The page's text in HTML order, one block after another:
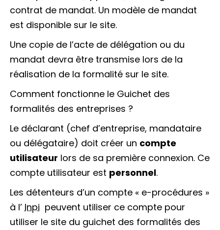
contrat de mandat. Un modèle de mandat
est disponible sur le site.
Une copie de l’acte de délégation ou du
mandat devra être transmise lors de la
réalisation de la formalité sur le site.
Comment fonctionne le Guichet des
formalités des entreprises ?
Le déclarant (chef d’entreprise, mandataire
ou délégataire) doit créer un compte
utilisateur lors de sa première connexion. Ce
compte utilisateur est personnel.
Les détenteurs d’un compte « e-procédures »
à l’ Inpi peuvent utiliser ce compte pour
utiliser le site du guichet des formalités des